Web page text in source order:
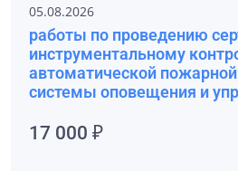
05.08.2026
работы по проведению
инструментальному
автоматической
системы оповещения и
17 000 ₽